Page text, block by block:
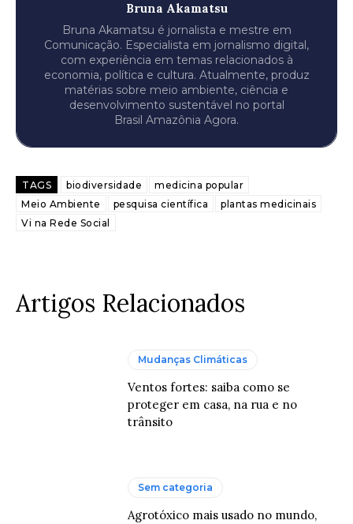
Bruna Akamatsu
Bruna Akamatsu é jornalista e mestre em
Comunicação. Especialista em jornalismo digital,
com experiência em temas relacionados à
economia, política e cultura. Atualmente, produz
matérias sobre meio ambiente, ciência e
desenvolvimento sustentável no portal
Brasil Amazônia Agora.
TAGS biodiversidade
medicina popular
Meio Ambiente
pesquisa científica
plantas medicinais
Vi na Rede Social
Artigos Relacionados
Mudanças Climáticas
Ventos fortes: saiba como se
proteger em casa, na rua e no
trânsito
Sem categoria
Agrotóxico mais usado no mundo,